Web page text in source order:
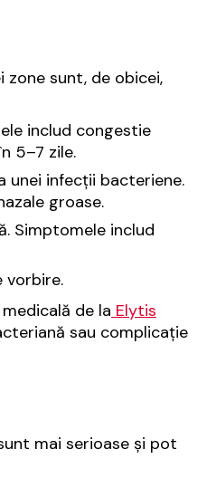
zone sunt, de obicei,
includ congestie
5–7 zile.
unei infecții bacteriene.
groase.
Simptomele includ
vorbire.
de la Elytis
sau complicație
mai serioase și pot